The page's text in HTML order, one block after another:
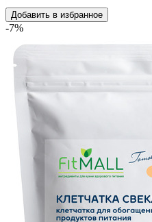
Добавить в избранное
-7%